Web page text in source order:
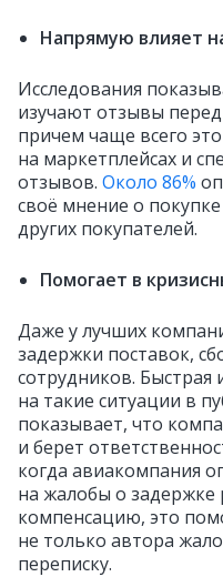
Напрямую влияет
Исследования
изучают отзывы
причем чаще всего
на маркетплейсах и
отзывов. Около 86%
своё мнение о
других покупателей.
Помогает в
Даже у лучших
задержки поставок,
сотрудников. Быстрая
на такие ситуации в
показывает, что
и берет
когда авиакомпания
на жалобы о задержке
компенсацию, это
не только автора
переписку.